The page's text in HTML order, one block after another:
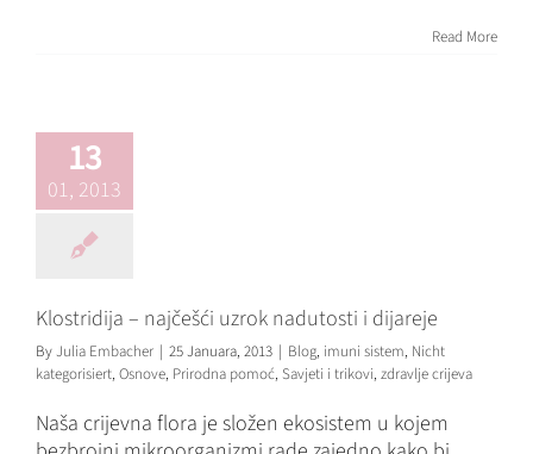
Read More
13
01, 2013
Klostridija – najčešći uzrok nadutosti i dijareje
ByJulia Embacher | 25 Januara, 2013 | Blog, imuni sistem, Nicht
kategorisiert, Osnove, Prirodna pomoć, Savjeti i trikovi, zdravlje crijeva
Naša crijevna flora je složen ekosistem u kojem